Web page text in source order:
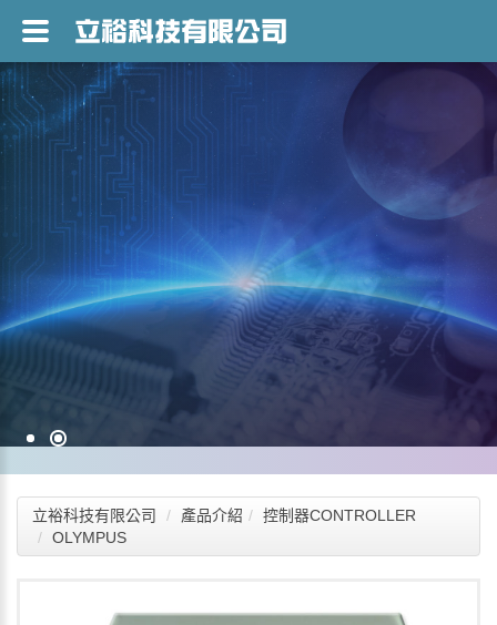
立裕科技有限公司 產品介紹
控制器CONTROLLER
OLYMPUS